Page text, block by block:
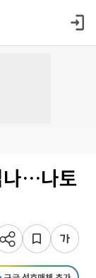
나…나토